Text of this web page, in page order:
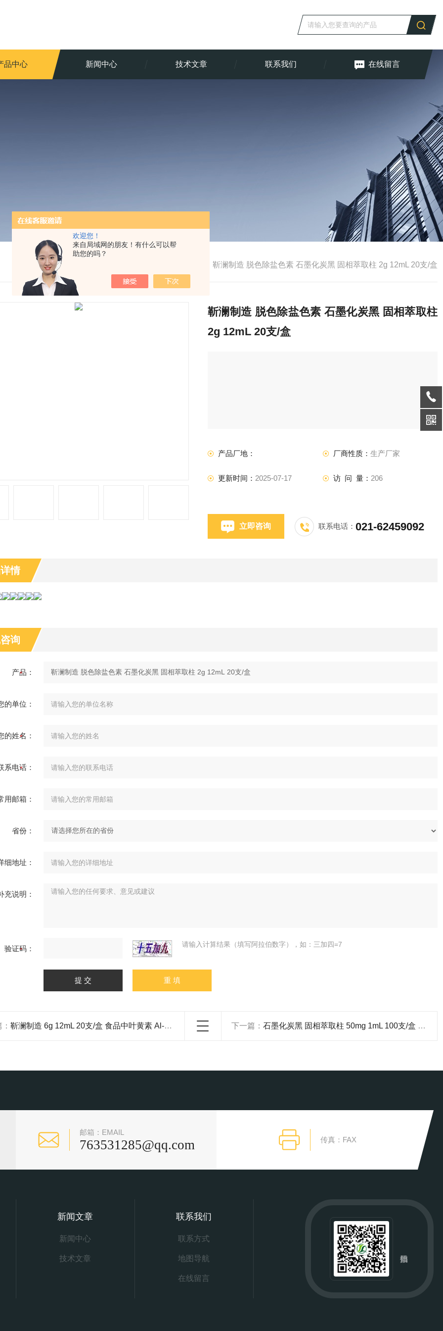
欢迎您！
来自局域网的朋友！有什么可以帮
助您的吗？
品中心 新闻中心 技术文章 联系我们 在线留言
我的位置： 靳澜制造 脱色除盐色素 石墨化炭黑 固相萃取柱 2g 12mL 20支/盒
靳澜制造 脱色除盐色素 石墨化炭黑 固相萃取柱
2g 12mL 20支/盒
产品厂地： 厂商性质： 生产厂家
更新时间： 2025-07-17 访 问 量： 206
立即咨询 联系电话： 021-62459092
情
询
产品：
的单位：
的姓名：
系电话：
用邮箱：
省份：
细地址：
充说明：
验证码： 请输入计算结果（填写阿拉伯数字），如：三加四=7
靳澜制造 6g 12mL 20支/盒 ⻝品中叶⻩素 Al-N中性 PH7 氧化铝固相萃取柱 下一篇：石墨化炭黑 固相萃取柱 50mg 1mL 100支/盒 脱色除盐色素 靳澜制造
邮箱：EMAIL
763531285@qq.com 传真：FAX
新闻文章
新闻中心
技术文章
联系我们
联系方式
地图导航
在线留言